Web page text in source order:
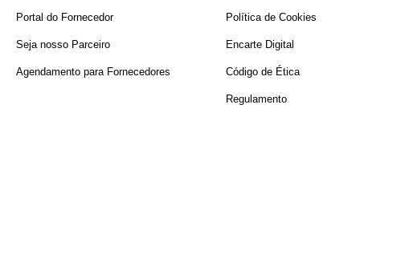
Portal do Fornecedor
Seja nosso Parceiro
Agendamento para Fornecedores
Política de Cookies
Encarte Digital
Código de Ética
Regulamento